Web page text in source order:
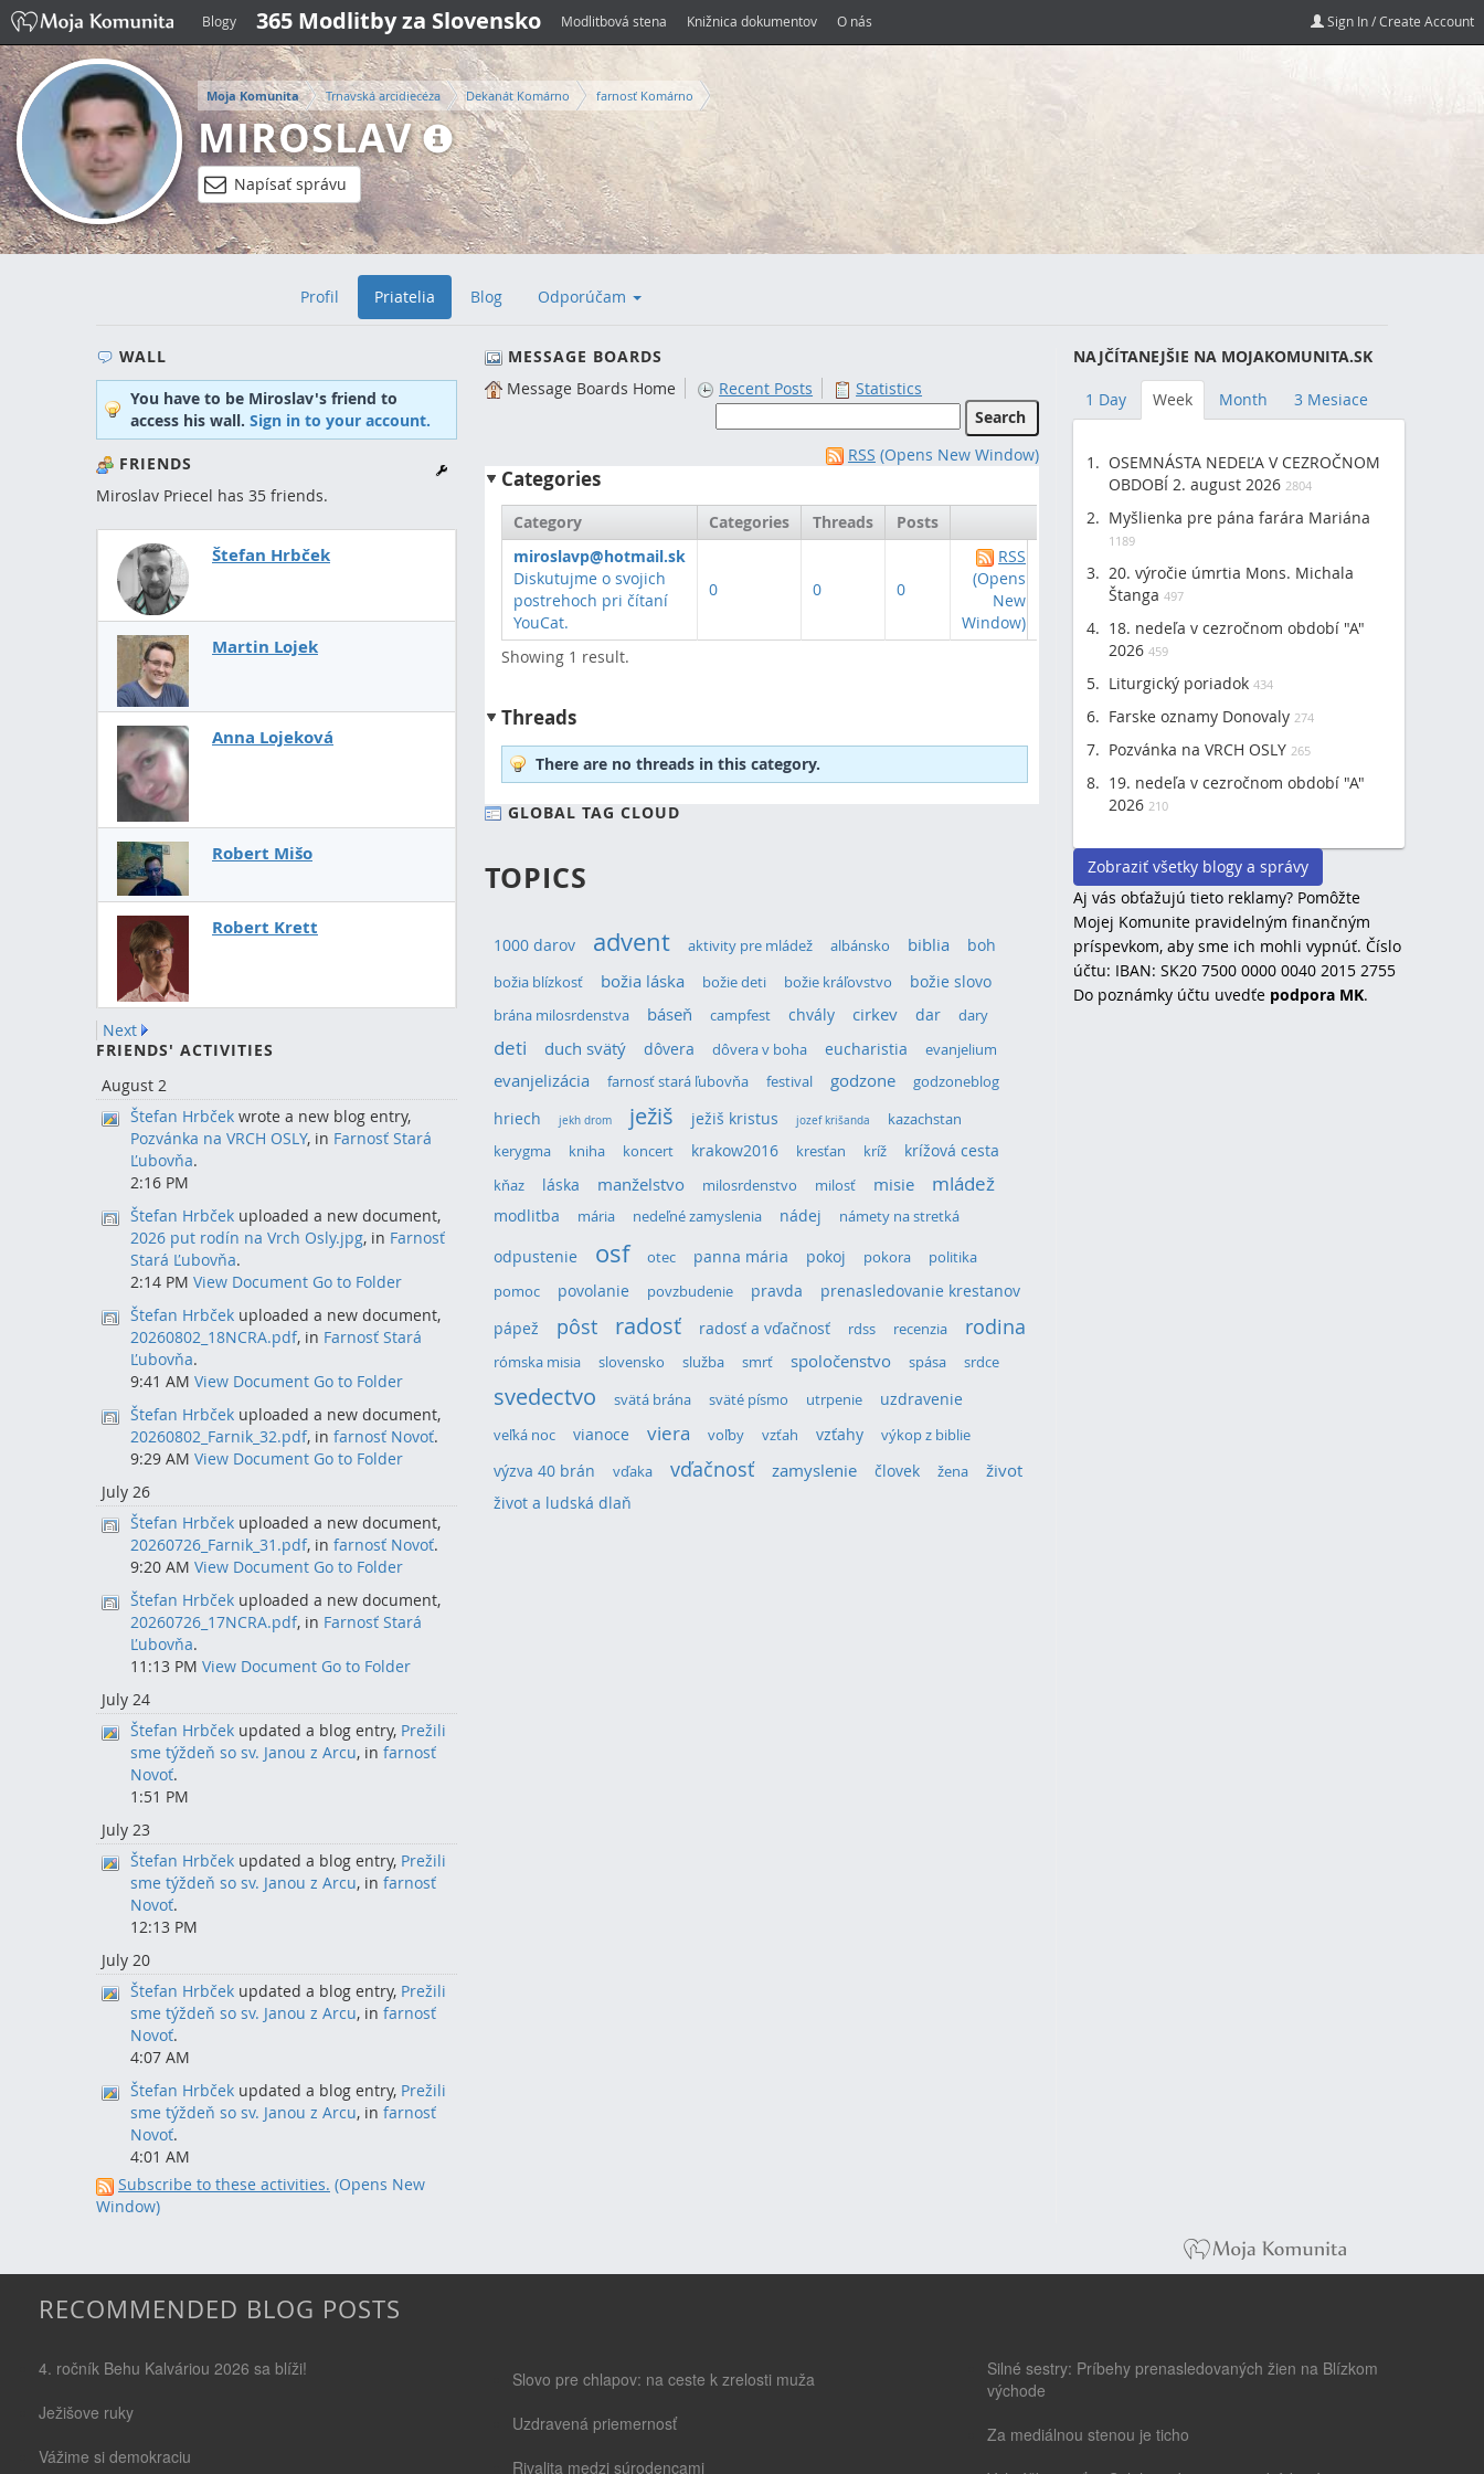
Blogy 365 Modlitby za Slovensko Modlitbová stena Knižnica dokumentov O nás Sign In / Create Account
Moja Komunita Trnavská arcidiecéza Dekanát Komárno farnosť Komárno
MIROSLAV
Napísať správu
Profil Priatelia Blog Odporúčam
WALL
You have to be Miroslav's friend to
access his wall. Sign in to your account.
FRIENDS
Miroslav Priecel has 35 friends.
Štefan Hrbček
Martin Lojek
Anna Lojeková
Robert Mišo
Robert Krett
Next
FRIENDS' ACTIVITIES
August 2
Štefan Hrbček wrote a new blog entry,
Pozvánka na VRCH OSLY, in Farnosť Stará
Ľubovňa.
2:16 PM
Štefan Hrbček uploaded a new document,
2026 put rodín na Vrch Osly.jpg, in Farnosť
Stará Ľubovňa.
2:14 PM View Document Go to Folder
Štefan Hrbček uploaded a new document,
20260802_18NCRA.pdf, in Farnosť Stará
Ľubovňa.
9:41 AM View Document Go to Folder
Štefan Hrbček uploaded a new document,
20260802_Farnik_32.pdf, in farnosť Novoť.
9:29 AM View Document Go to Folder
July 26
Štefan Hrbček uploaded a new document,
20260726_Farnik_31.pdf, in farnosť Novoť.
9:20 AM View Document Go to Folder
Štefan Hrbček uploaded a new document,
20260726_17NCRA.pdf, in Farnosť Stará
Ľubovňa.
11:13 PM View Document Go to Folder
July 24
Štefan Hrbček updated a blog entry, Prežili
sme týždeň so sv. Janou z Arcu, in farnosť
Novoť.
1:51 PM
July 23
Štefan Hrbček updated a blog entry, Prežili
sme týždeň so sv. Janou z Arcu, in farnosť
Novoť.
12:13 PM
July 20
Štefan Hrbček updated a blog entry, Prežili
sme týždeň so sv. Janou z Arcu, in farnosť
Novoť.
4:07 AM
Štefan Hrbček updated a blog entry, Prežili
sme týždeň so sv. Janou z Arcu, in farnosť
Novoť.
4:01 AM
Subscribe to these activities. (Opens New
Window)
MESSAGE BOARDS
Message Boards Home
Recent Posts Statistics
RSS (Opens New Window)
Categories
Category Categories Threads
Posts
miroslavp@hotmail.sk
Diskutujme o svojich
postrehoch pri čítaní
YouCat.
0 0 0
RSS
(Opens
New
Window)
Showing 1 result.
Threads
There are no threads in this category.
GLOBAL TAG CLOUD
TOPICS
1000 darov advent aktivity pre mládež albánsko biblia boh
božia blízkosť božia láska božie deti božie kráľovstvo božie slovo
brána milosrdenstva báseň campfest chvály cirkev dar dary
deti duch svätý dôvera dôvera v boha eucharistia evanjelium
evanjelizácia farnosť stará ľubovňa festival godzone godzoneblog
hriech jekh drom ježiš ježiš kristus jozef krišanda
kazachstan
kerygma
kniha koncert krakow2016 kresťan kríž krížová cesta
kňaz láska manželstvo milosrdenstvo milosť misie mládež
modlitba mária nedeľné zamyslenia nádej námety na stretká
odpustenie osf otec panna mária pokoj pokora
politika
pomoc
povolanie povzbudenie pravda
prenasledovanie krestanov
pápež
pôst radosť radosť a vďačnosť rdss recenzia rodina
rómska misia slovensko služba smrť spoločenstvo spása srdce
svedectvo svätá brána sväté písmo utrpenie uzdravenie
veľká noc vianoce viera voľby vzťah vzťahy výkop z biblie
výzva 40 brán vďaka vďačnosť zamyslenie človek žena život
život a ludská dlaň
NAJČÍTANEJŠIE NA MOJAKOMUNITA.SK
1 Day Week Month 3 Mesiace
OSEMNÁSTA NEDEĽA V CEZROČNOM
OBDOBÍ 2. august 2026 2804
Myšlienka pre pána farára Mariána
1189
20. výročie úmrtia Mons. Michala
Štanga 497
18. nedeľa v cezročnom období "A"
2026 459
Liturgický poriadok 434
Farske oznamy Donovaly 274
Pozvánka na VRCH OSLY 265
19. nedeľa v cezročnom období "A"
2026 210
Zobraziť všetky blogy a správy
Aj vás obťažujú tieto reklamy? Pomôžte
Mojej Komunite pravidelným finančným
príspevkom, aby sme ich mohli vypnúť. Číslo
účtu: IBAN: SK20 7500 0000 0040 2015 2755
Do poznámky účtu uvedťe podpora MK.
RECOMMENDED BLOG POSTS
4. ročník Behu Kalváriou 2026 sa blíži!
Ježišove ruky
Vážime si demokraciu
Slovo pre chlapov: na ceste k zrelosti muža
Uzdravená priemernosť
Rivalita medzi súrodencami
Silné sestry: Príbehy prenasledovaných žien na Blízkom
východe
Za mediálnou stenou je ticho